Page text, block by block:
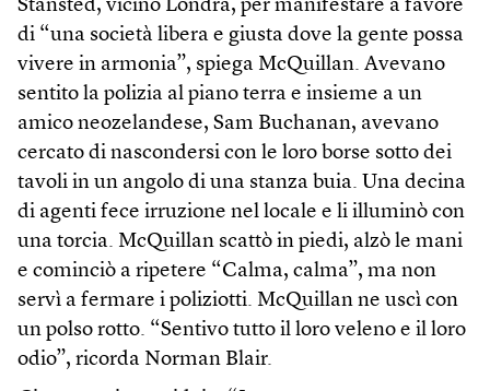
Stansted, vicino Londra, per manifestare a favore
di “una società libera e giusta dove la gente possa
vivere in armonia”, spiega McQuillan. Avevano
sentito la polizia al piano terra e insieme a un
amico neozelandese, Sam Buchanan, avevano
cercato di nascondersi con le loro borse sotto dei
tavoli in un angolo di una stanza buia. Una decina
di agenti fece irruzione nel locale e li illuminò con
una torcia. McQuillan scattò in piedi, alzò le mani
e cominciò a ripetere “Calma, calma”, ma non
servì a fermare i poliziotti. McQuillan ne uscì con
un polso rotto. “Sentivo tutto il loro veleno e il loro
odio”, ricorda Norman Blair.